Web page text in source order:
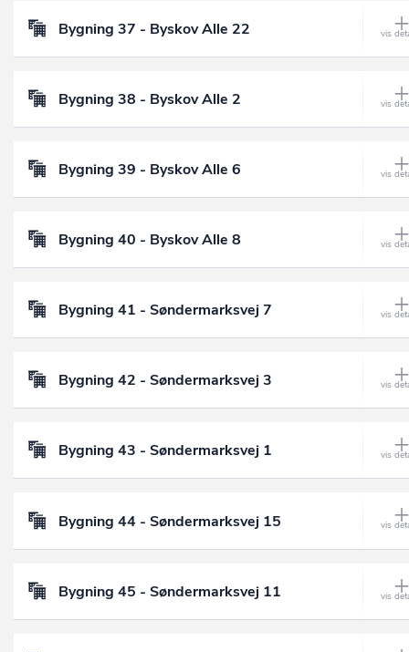
Bygning 37 - Byskov Alle 22
Bygning 38 - Byskov Alle 2
Bygning 39 - Byskov Alle 6
Bygning 40 - Byskov Alle 8
Bygning 41 - Søndermarksvej 7
Bygning 42 - Søndermarksvej 3
Bygning 43 - Søndermarksvej 1
Bygning 44 - Søndermarksvej 15
Bygning 45 - Søndermarksvej 11